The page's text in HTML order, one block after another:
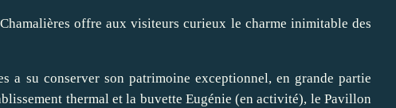
offre aux visiteurs curieux le charme inimitable des
a su conserver son patrimoine exceptionnel, en grande partie
thermal et la buvette Eugénie (en activité), le Pavillon